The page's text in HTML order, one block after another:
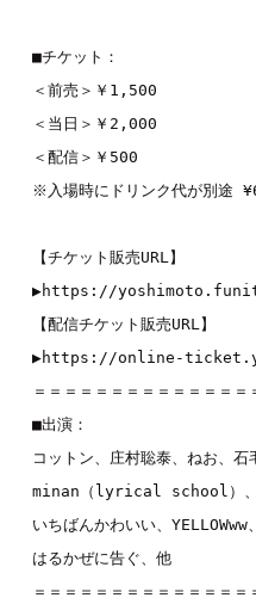
■チケット：
＜前売＞￥1,500
＜当日＞￥2,000
＜配信＞￥500
※入場時にドリンク代が別途
【チケット販売URL】
▶︎https://
【配信チケット販売URL】
▶︎https://online-
＝＝＝＝＝＝＝＝＝＝＝＝＝
コットン 、庄村聡泰、ねお、
minan（lyrical school）、
いちばんかわいい、
はるかぜに告ぐ、他
＝＝＝＝＝＝＝＝＝＝＝＝＝